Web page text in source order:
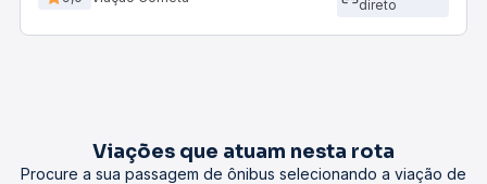
direto
Viações que atuam nesta rota
Procure a sua passagem de ônibus selecionando a viação de